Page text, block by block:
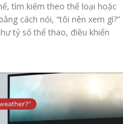
tìm kiếm theo thể loại hoặc
cách nói, “tôi nên xem gì?”
tỷ số thể thao, điều khiển